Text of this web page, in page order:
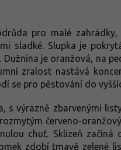
pro malé zahrádky,
sladké. Slupka je
je oranžová, na
zralost nastává
se pro pěstování do
s výrazně zbarvenými
červeno-
chuť. Sklizeň začíná
zdobí tmavě zelené